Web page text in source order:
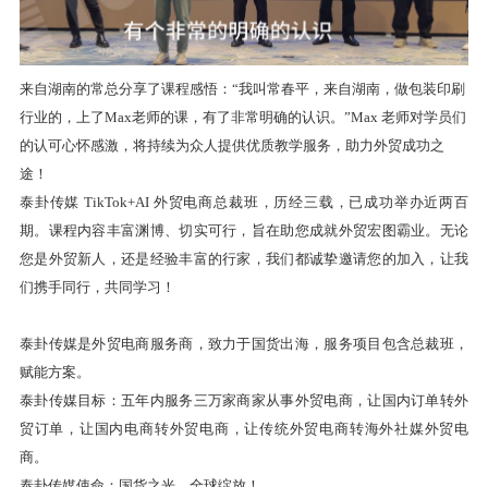
来自湖南的常总分享了课程感悟： “我叫常春平，来自湖南，做包装印刷
行业的，上了Max老师的课，有了非常明确的认识。”Max 老师对学员们
的认可心怀感激，将持续为众人提供优质教学服务，助力外贸成功之
途！
泰卦传媒 TikTok+AI 外贸电商总裁班，历经三载，已成功举办近两百
期。课程内容丰富渊博、切实可行，旨在助您成就外贸宏图霸业。无论
您是外贸新人，还是经验丰富的行家，我们都诚挚邀请您的加入，让我
们携手同行，共同学习！
泰卦传媒是外贸电商服务商，致力于国货出海，服务项目包含总裁班，
赋能方案。
泰卦传媒目标：五年内服务三万家商家从事外贸电商，让国内订单转外
贸订单，让国内电商转外贸电商，让传统外贸电商转海外社媒外贸电
商。